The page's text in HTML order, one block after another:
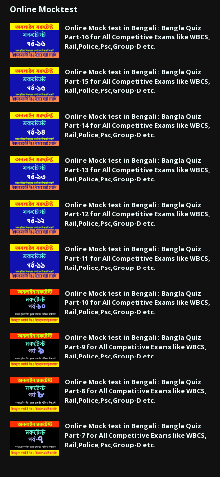
Online Mocktest
Online Mock test in Bengali : Bangla Quiz
Part-16 for All Competitive Exams like WBCS,
Rail,Police,Psc,Group-D etc.
Online Mock test in Bengali : Bangla Quiz
Part-15 for All Competitive Exams like WBCS,
Rail,Police,Psc,Group-D etc.
Online Mock test in Bengali : Bangla Quiz
Part-14 for All Competitive Exams like WBCS,
Rail,Police,Psc,Group-D etc.
Online Mock test in Bengali : Bangla Quiz
Part-13 for All Competitive Exams like WBCS,
Rail,Police,Psc,Group-D etc.
Online Mock test in Bengali : Bangla Quiz
Part-12 for All Competitive Exams like WBCS,
Rail,Police,Psc,Group-D etc.
Online Mock test in Bengali : Bangla Quiz
Part-11 for All Competitive Exams like WBCS,
Rail,Police,Psc,Group-D etc.
Online Mock test in Bengali : Bangla Quiz
Part-10 for All Competitive Exams like WBCS,
Rail,Police,Psc,Group-D etc.
Online Mock test in Bengali : Bangla Quiz
Part-9 for All Competitive Exams like WBCS,
Rail,Police,Psc,Group-D etc
Online Mock test in Bengali : Bangla Quiz
Part-8 for All Competitive Exams like WBCS,
Rail,Police,Psc,Group-D etc.
Online Mock test in Bengali : Bangla Quiz
Part-7 for All Competitive Exams like WBCS,
Rail,Police,Psc,Group-D etc.